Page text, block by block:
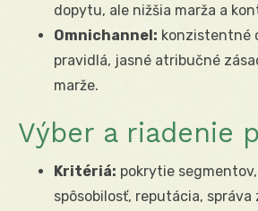
dopytu, ale nižšia marža a
Omnichannel: konzistentné
pravidlá, jasné atribučné
marže.
Výber a riadenie
Kritériá: pokrytie
spôsobilosť, reputácia, správa